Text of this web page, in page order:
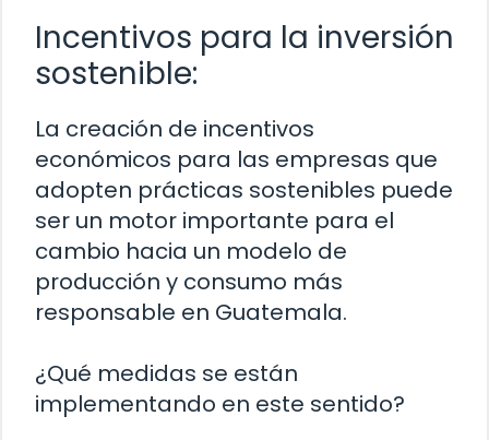
Incentivos para la inversión
sostenible:
La creación de incentivos
económicos para las empresas que
adopten prácticas sostenibles puede
ser un motor importante para el
cambio hacia un modelo de
producción y consumo más
responsable en Guatemala.
¿Qué medidas se están
implementando en este sentido?